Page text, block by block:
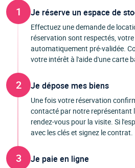
1 Je réserve un espace de
Effectuez une demande de
réservation sont respectés,
automatiquement pré-validée.
votre intérêt à l'aide d'une carte
2 Je dépose mes biens
Une fois votre réservation
contacté par notre représentant
rendez-vous pour la visite. Si
avec les clés et signez le contrat.
3 Je paie en ligne